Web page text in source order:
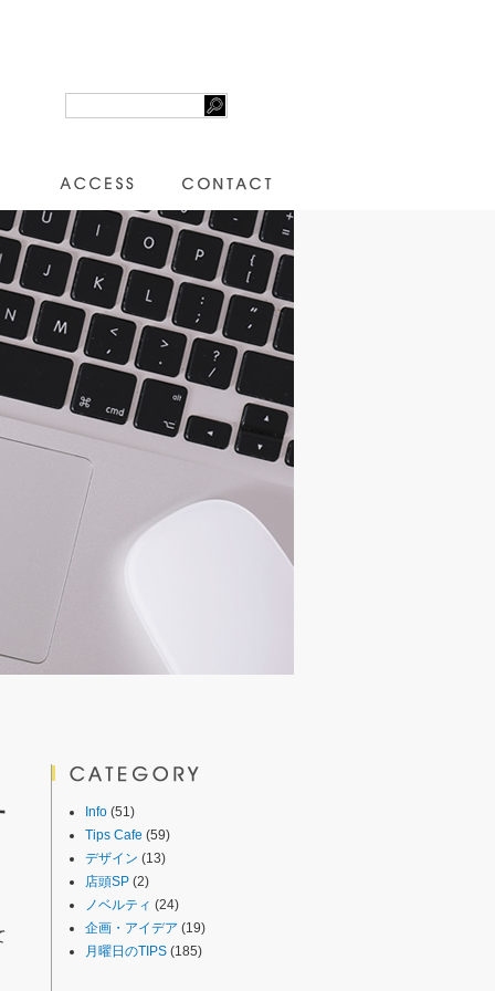
Info (51)
Tips Cafe (59)
デザイン (13)
店頭SP (2)
ノベルティ (24)
企画・アイデア (19)
月曜日のTIPS (185)